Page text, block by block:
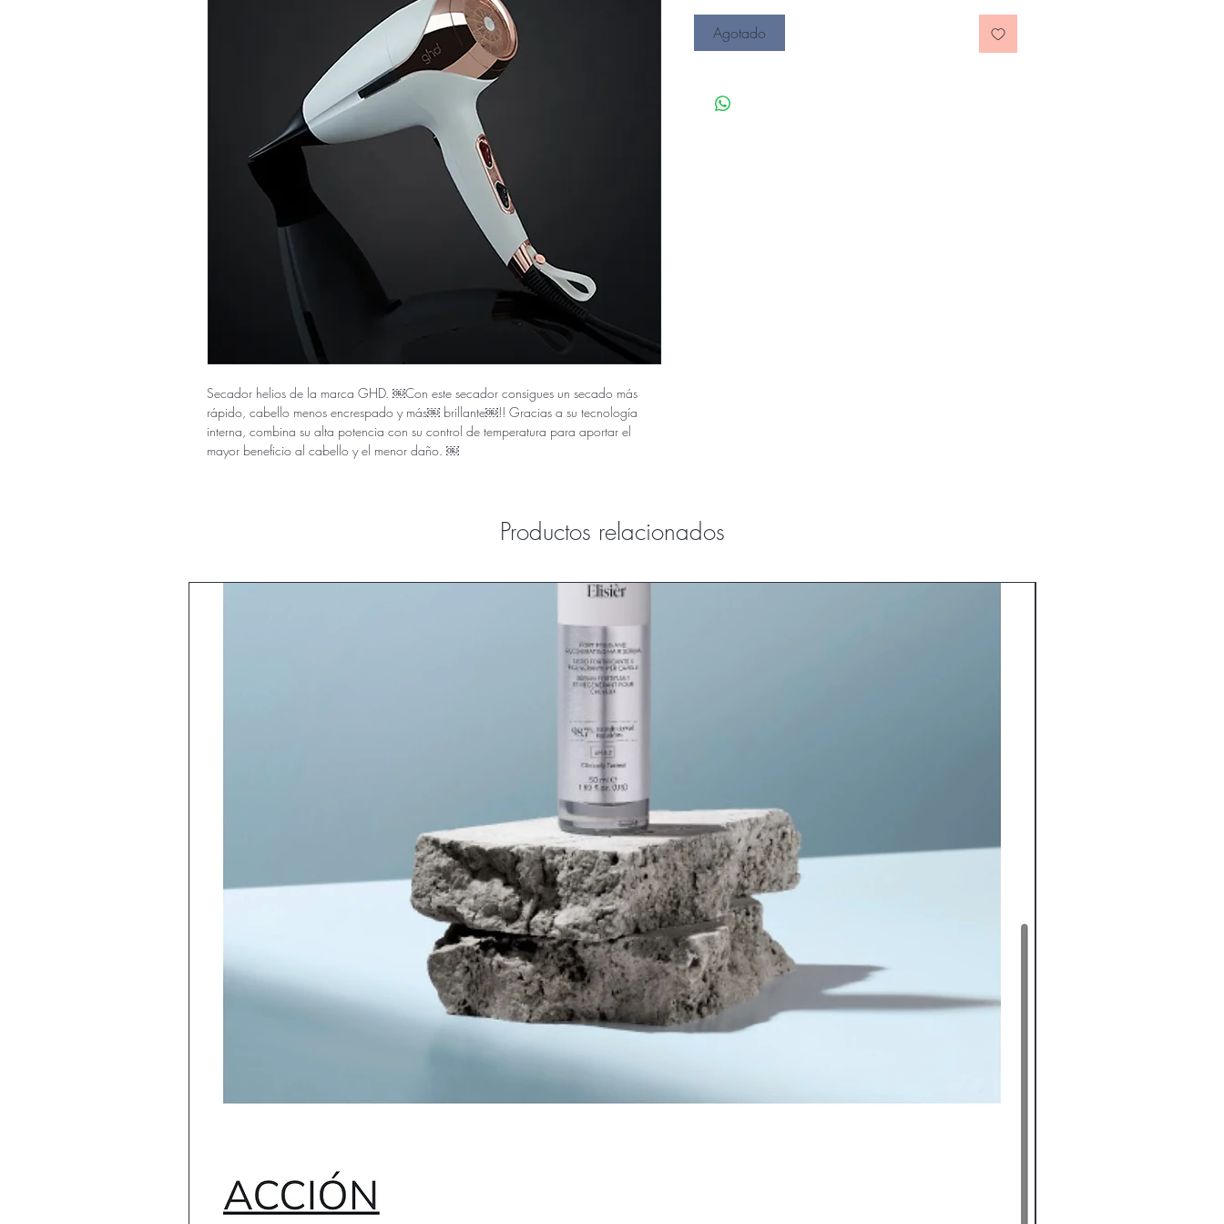
Secador helios de la marca GHD. ￼Con este secador consigues un secado más
rápido, cabello menos encrespado y más￼ brillante￼!! Gracias a su tecnología
interna, combina su alta potencia con su control de temperatura para aportar el
mayor beneficio al cabello y el menor daño. ￼
Agotado
Productos relacionados